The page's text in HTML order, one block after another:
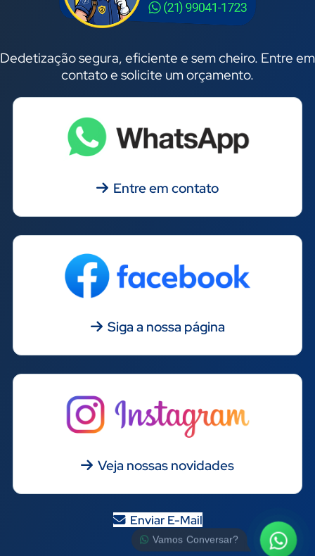
Vamos Conversar?
Dedetização segura, eficiente e sem cheiro. Entre em
contato e solicite um orçamento.
Entre em contato
Siga a nossa página
Veja nossas novidades
Enviar E-Mail